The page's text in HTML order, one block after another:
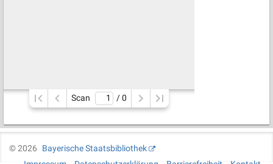
Scan / 0
©2026
Bayerische Staatsbibliothek